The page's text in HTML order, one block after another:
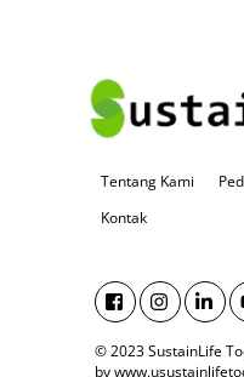
Tentang Kami
Kontak
© 2023 SustainLife
by